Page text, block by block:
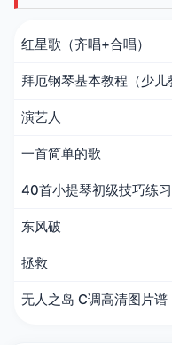
红星歌（齐唱+合唱）
拜厄钢琴基本教程（少儿
演艺人
一首简单的歌
40首小提琴初级技巧练
东风破
拯救
无人之岛 C调高清图片谱